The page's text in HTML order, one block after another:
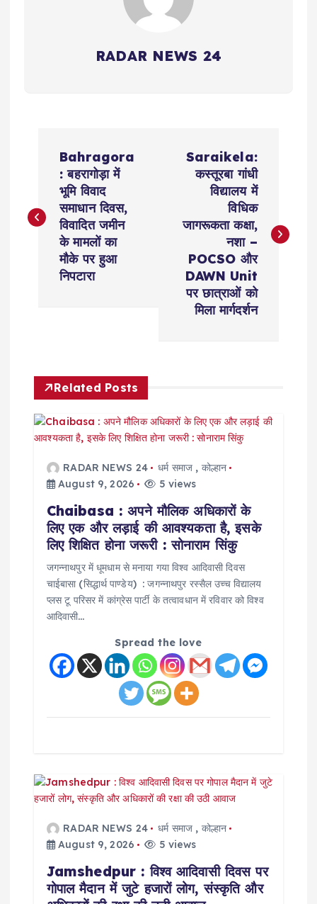
RADAR NEWS 24
s
g
Bahragora
: बहरागोड़ा में
भूमि विवाद
समाधान दिवस,
विवादित जमीन
के मामलों का
मौके पर हुआ
निपटारा
Saraikela:
कस्तूरबा गांधी
विद्यालय में
विधिक
जागरूकता कक्षा,
नशा –
POCSO और
DAWN Unit
पर छात्राओं को
मिला मार्गदर्शन
Related Posts
RADAR NEWS 24 धर्म समाज , कोल्हान
August 9, 2026
5 views
Chaibasa : अपने मौलिक अधिकारों के
लिए एक और लड़ाई की आवश्यकता है, इसके
लिए शिक्षित होना जरूरी : सोनाराम सिंकु
जगन्नाथपुर में धूमधाम से मनाया गया विश्व आदिवासी दिवस
चाईबासा (सिद्धार्थ पाण्डेय) : जगन्नाथपुर रस्सैल उच्च विद्यालय
प्लस टू परिसर में कांग्रेस पार्टी के तत्वावधान में रविवार को विश्व
आदिवासी…
Spread the love
RADAR NEWS 24 धर्म समाज , कोल्हान
August 9, 2026
5 views
Jamshedpur : विश्व आदिवासी दिवस पर
गोपाल मैदान में जुटे हजारों लोग, संस्कृति और